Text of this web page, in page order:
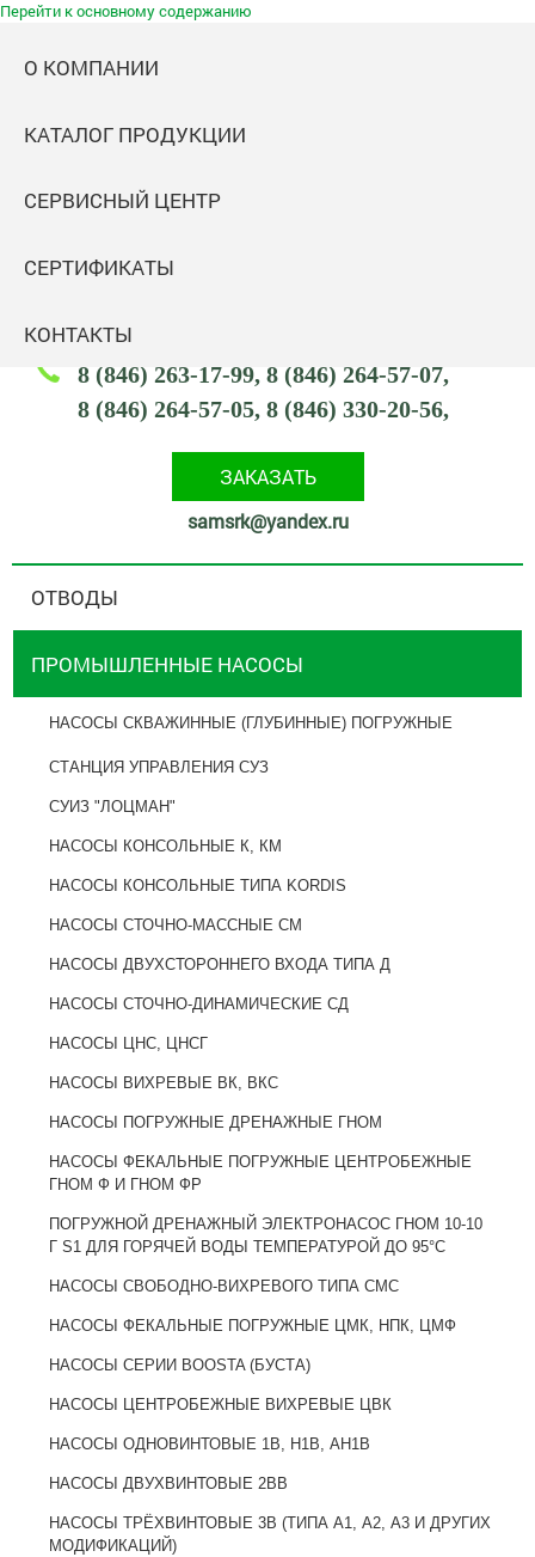
Перейти к основному содержанию
Самараспецремкомплект
Адрес: 443047,
ул. Тамбовская, 2 (посёлок Кряж)
8 (846) 263-17-99 8 (846) 264-57-07
8 (846) 264-57-05 8 (846) 330-20-56
ЗАКАЗАТЬ
samsrk@yandex.ru
О КОМПАНИИ
КАТАЛОГ ПРОДУКЦИИ
СЕРВИСНЫЙ ЦЕНТР
СЕРТИФИКАТЫ
КОНТАКТЫ
ОТВОДЫ
ПРОМЫШЛЕННЫЕ НАСОСЫ
НАСОСЫ СКВАЖИННЫЕ (ГЛУБИННЫЕ) ПОГРУЖНЫЕ
СТАНЦИЯ УПРАВЛЕНИЯ СУЗ
СУИЗ "ЛОЦМАН"
НАСОСЫ КОНСОЛЬНЫЕ К, КМ
НАСОСЫ КОНСОЛЬНЫЕ ТИПА KORDIS
НАСОСЫ СТОЧНО-МАССНЫЕ СМ
НАСОСЫ ДВУХСТОРОННЕГО ВХОДА ТИПА Д
НАСОСЫ СТОЧНО-ДИНАМИЧЕСКИЕ СД
НАСОСЫ ЦНС, ЦНСГ
НАСОСЫ ВИХРЕВЫЕ ВК, ВКС
НАСОСЫ ПОГРУЖНЫЕ ДРЕНАЖНЫЕ ГНОМ
НАСОСЫ ФЕКАЛЬНЫЕ ПОГРУЖНЫЕ ЦЕНТРОБЕЖНЫЕ
ГНОМ Ф И ГНОМ ФР
ПОГРУЖНОЙ ДРЕНАЖНЫЙ ЭЛЕКТРОНАСОС ГНОМ 10-10
Г S1 ДЛЯ ГОРЯЧЕЙ ВОДЫ ТЕМПЕРАТУРОЙ ДО 95°C
НАСОСЫ СВОБОДНО-ВИХРЕВОГО ТИПА CMC
НАСОСЫ ФЕКАЛЬНЫЕ ПОГРУЖНЫЕ ЦМК, НПК, ЦМФ
НАСОСЫ СЕРИИ BOOSTA (БУСТА)
НАСОСЫ ЦЕНТРОБЕЖНЫЕ ВИХРЕВЫЕ ЦВК
НАСОСЫ ОДНОВИНТОВЫЕ 1В, Н1В, АН1В
НАСОСЫ ДВУХВИНТОВЫЕ 2BB
НАСОСЫ ТРЁХВИНТОВЫЕ 3В (ТИПА А1, А2, А3 И ДРУГИХ
МОДИФИКАЦИЙ)